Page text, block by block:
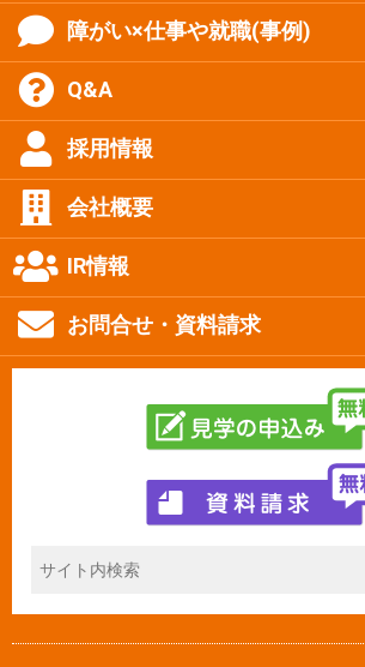
障がい×仕事や就職(事例)
Q&A
採用情報
会社概要
IR情報
お問合せ・資料請求